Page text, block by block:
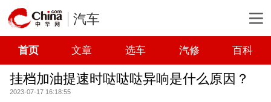
汽车
首页 文章 选车 汽修 百科
挂档加油提速时哒哒哒异响是什么原因？
2023-07-17 16:18:55